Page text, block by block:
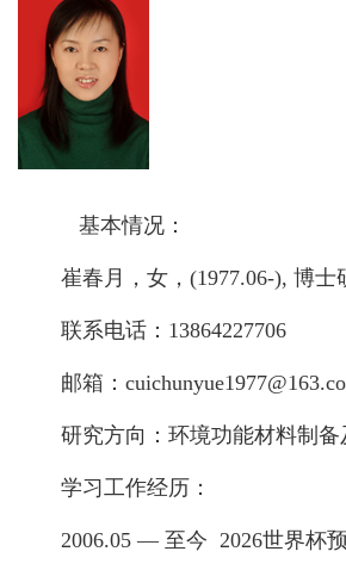
基本情况：
崔春月，女，(1977.06-), 博士
联系电话：13864227706
邮箱：
研究方向：环境功能材料制备
学习工作经历：
2006.05 — 至今 2026世界杯预